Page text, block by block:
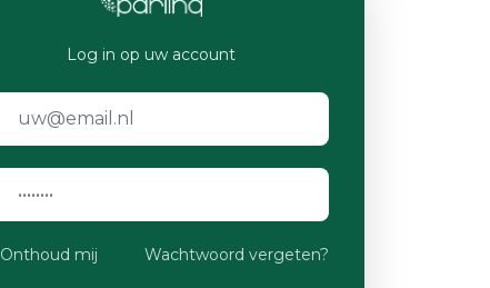
Log in op uw account
Onthoud mij Wachtwoord vergeten?